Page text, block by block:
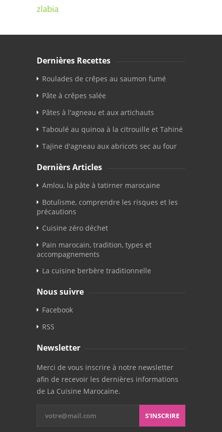
zlabia
Dernières Recettes
Roulades de crêpes au saumon fumé
Pâte à crêpes salée
Pâtes à l'agneau et aux artichauts
Taboulé au quinoa à la citrouille et Tahiné
Tajine d'agneau aux abricots sec au four
Dernièrs Articles
Amlou, la pâte à tatirner marocaine
Botulisme, comprendre les risques et les
précautions
Cuisine zéro déchet
Pain marocain, tradition, types et
accompagnements
La cuisine berbère traditionnelle
Nous suivre
Facebook
RSS
Newsletter
Merci de vous inscrire à notre newsletter
afin de recevoir les dernières informations
de La Cuisine Marocaine.
S'INSCRIRE